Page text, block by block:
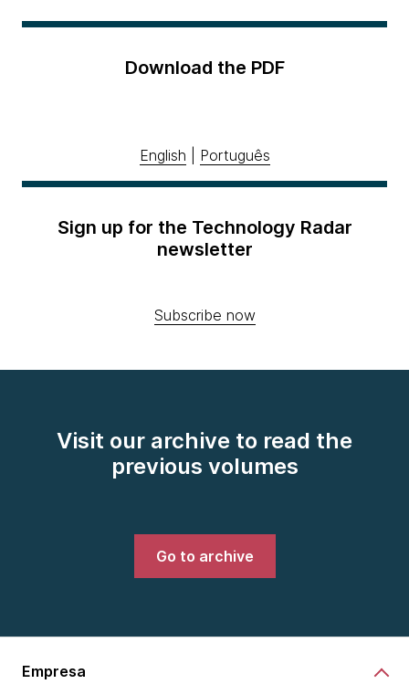
Download the PDF
English Português
Sign up for the Technology Radar
newsletter
Subscribe now
Visit our archive to read the
previous volumes
Go to archive
Empresa